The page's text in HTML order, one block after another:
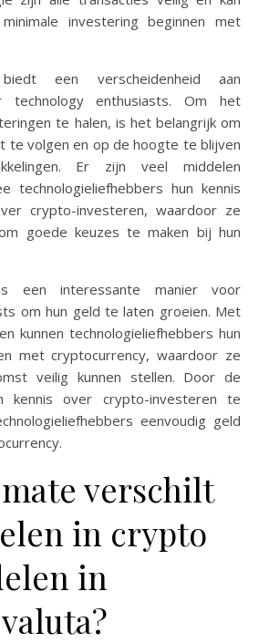
investering beginnen met
biedt een verscheidenheid aan
technology enthusiasts. Om het
te halen, is het belangrijk om
te volgen en op de hoogte te blijven
Er zijn veel middelen
technologieliefhebbers hun kennis
crypto-investeren, waardoor ze
goede keuzes te maken bij hun
een interessante manier voor
om hun geld te laten groeien. Met
kunnen technologieliefhebbers hun
met cryptocurrency, waardoor ze
veilig kunnen stellen. Door de
kennis over crypto-investeren te
eenvoudig geld
verschilt
in crypto
in